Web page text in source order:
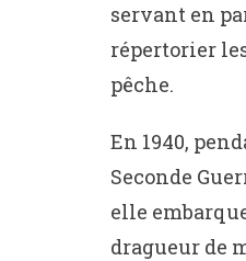
servant en
répertorier
pêche.
En 1940,
Seconde
elle
dragueur de